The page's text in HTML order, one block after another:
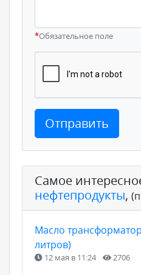
*Обязательное поле
Отправить
Самое
нефтепродукты,
Масло
литров)
12 мая в 11:24 2706